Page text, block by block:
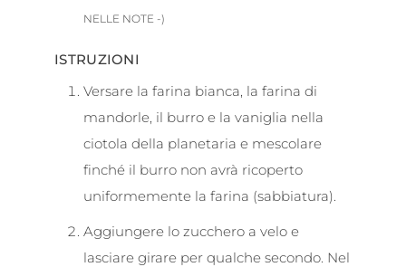
NELLE NOTE -)
ISTRUZIONI
Versare la farina bianca, la farina di
mandorle, il burro e la vaniglia nella
ciotola della planetaria e mescolare
finché il burro non avrà ricoperto
uniformemente la farina (sabbiatura).
Aggiungere lo zucchero a velo e
lasciare girare per qualche secondo. Nel